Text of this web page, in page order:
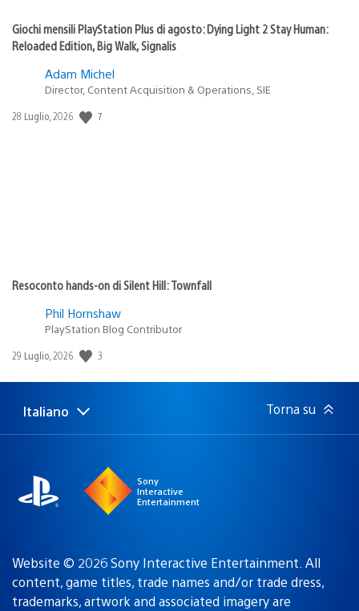
Giochi mensili PlayStation Plus di agosto: Dying Light 2 Stay Human:
Reloaded Edition, Big Walk, Signalis
Adam Michel
Director, Content Acquisition & Operations, SIE
Data
28 Luglio, 2026 7
Resoconto hands-on di Silent Hill: Townfall
Phil Hornshaw
PlayStation Blog Contributor
Data
pubblicazione:
29 Luglio, 2026 3
Seleziona
una
Regione
attuale:
Italiano Torna su
Sony
Interactive
Entertainment
Website © 2026 Sony Interactive Entertainment. All
content, game titles, trade names and/or trade dress,
trademarks, artwork and associated imagery are